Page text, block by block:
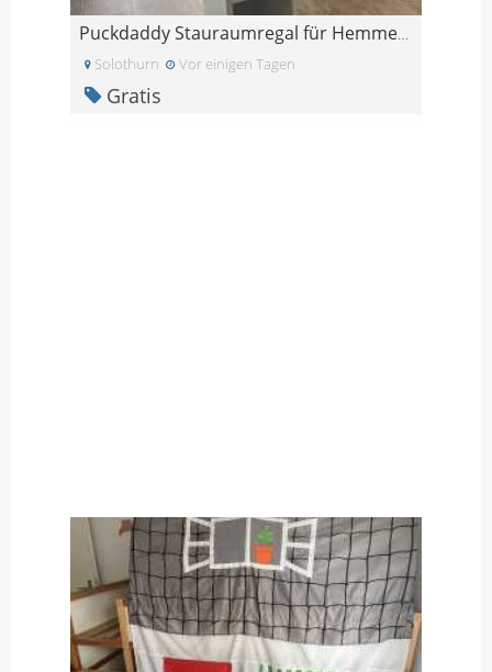
Puckdaddy Stauraumregal für Hemmes 19x93x30cm
Solothurn Vor einigen Tagen
Gratis